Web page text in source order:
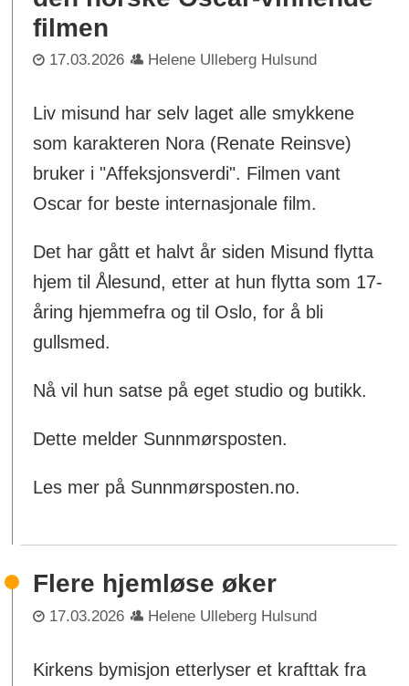
filmen
17.03.2026 Helene Ulleberg Hulsund
Liv misund har selv laget alle smykkene
som karakteren Nora (Renate Reinsve)
bruker i "Affeksjonsverdi". Filmen vant
Oscar for beste internasjonale film.
Det har gått et halvt år siden Misund flytta
hjem til Ålesund, etter at hun flytta som 17-
åring hjemmefra og til Oslo, for å bli
gullsmed.
Nå vil hun satse på eget studio og butikk.
Dette melder Sunnmørsposten.
Les mer på Sunnmørsposten.no.
Flere hjemløse øker
17.03.2026 Helene Ulleberg Hulsund
Kirkens bymisjon etterlyser et krafttak fra